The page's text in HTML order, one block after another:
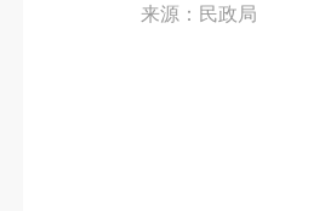
来源：民政局